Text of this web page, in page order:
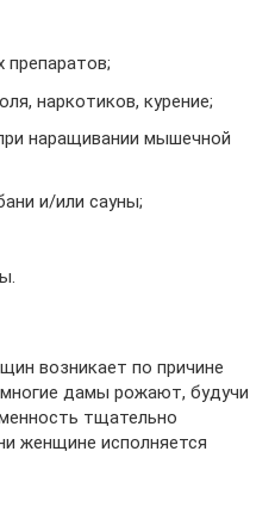
препаратов;
наркотиков, курение;
наращивании мышечной
и/или сауны;
возникает по причине
дамы рожают, будучи
тщательно
женщине исполняется